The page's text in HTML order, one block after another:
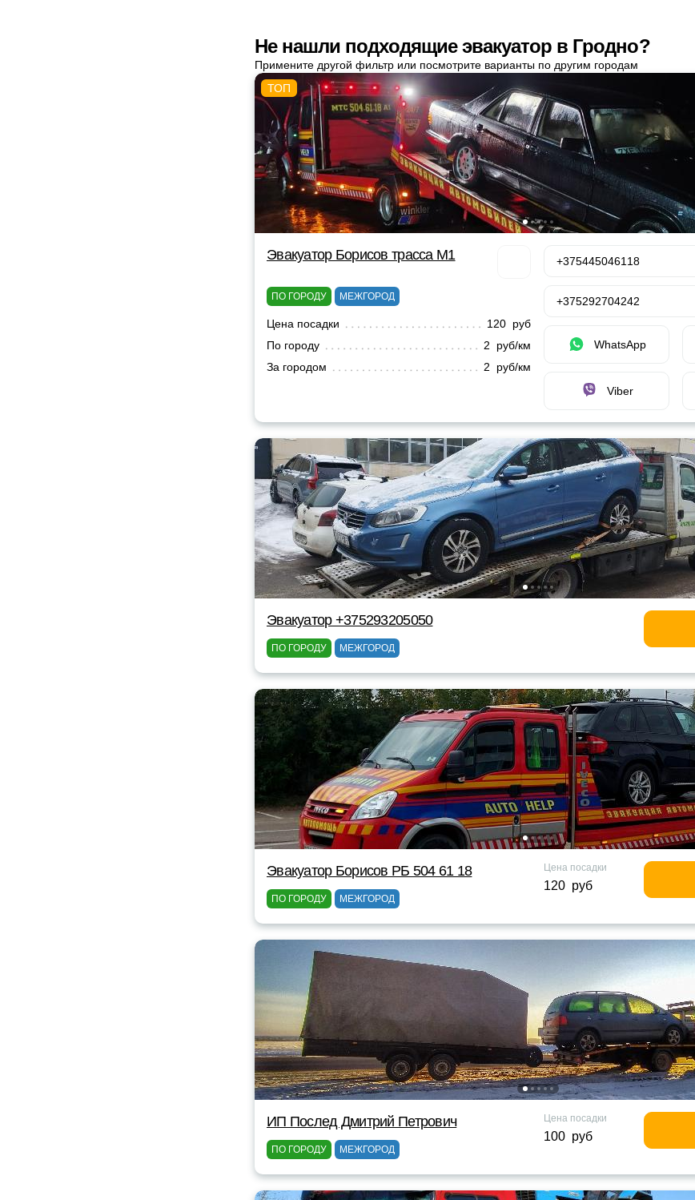
Не нашли подходящие эвакуатор в Гродно?
Примените другой фильтр или посмотрите варианты по другим городам
Эвакуатор Борисов трасса М1
ПО ГОРОДУ МЕЖГОРОД
Цена посадки
120 руб
По городу
2 руб/км
За городом
2 руб/км
+375445046118
+375292704242
WhatsApp
Viber
Эвакуатор +375293205050
ПО ГОРОДУ МЕЖГОРОД
Эвакуатор Борисов РБ 504 61 18
ПО ГОРОДУ МЕЖГОРОД
Цена посадки
120 руб
ИП Послед Дмитрий Петрович
ПО ГОРОДУ МЕЖГОРОД
Цена посадки
100 руб